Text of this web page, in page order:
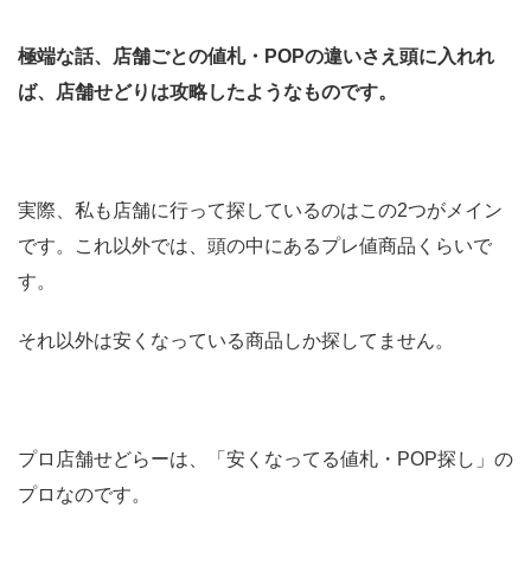
極端な話、店舗ごとの値札・POPの違いさえ頭に入れれ
ば、店舗せどりは攻略したようなものです。
実際、私も店舗に行って探しているのはこの2つがメイン
です。これ以外では、頭の中にあるプレ値商品くらいで
す。
それ以外は安くなっている商品しか探してません。
プロ店舗せどらーは、「安くなってる値札・POP探し」の
プロなのです。